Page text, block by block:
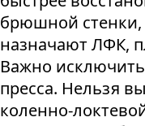
брюшной стенки,
назначают ЛФК,
Важно
пресса. Нельзя
коленно-